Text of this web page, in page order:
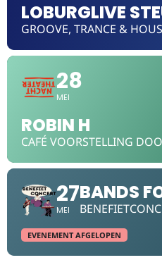
LOBURGLIVE
GROOVE, TRANCE &
28
MEI
ROBIN H
CAFÉ VOORSTELLING
27
MEI
BANDS
EVENEMENT AFGELOPEN